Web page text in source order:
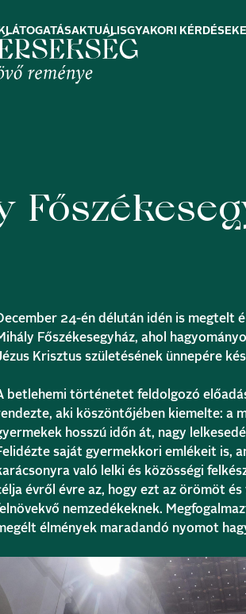
LÁTOGATÁSAKTUÁLISGYAKORI KÉRDÉSEK
24-én délután idén is megtelt
Főszékesegyház, ahol
Krisztus születésének ünnepére
betlehemi történetet feldolgozó
aki köszöntőjében kiemelte: a
hosszú időn át, nagy
saját gyermekkori emlékeit is,
való lelki és közösségi
évről évre az, hogy ezt az örömöt
nemzedékeknek.
élmények maradandó nyomot